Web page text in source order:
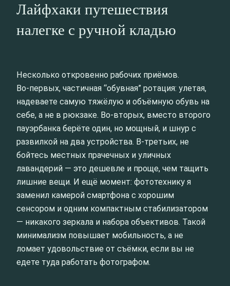
Лайфхаки путешествия
налегке с ручной кладью
Несколько откровенно рабочих приёмов.
Во‑первых, частичная “обувная” ротация: улетая,
надеваете самую тяжёлую и объёмную обувь на
себе, а не в рюкзаке. Во‑вторых, вместо второго
пауэрбанка берёте один, но мощный, и шнур с
развилкой на два устройства. В‑третьих, не
бойтесь местных прачечных и уличных
лавандерий — это дешевле и проще, чем тащить
лишние вещи. И ещё момент: фототехнику я
заменил камерой смартфона с хорошим
сенсором и одним компактным стабилизатором
— никакого зеркала и набора объективов. Такой
минимализм повышает мобильность, а не
ломает удовольствие от съёмки, если вы не
едете туда работать фотографом.